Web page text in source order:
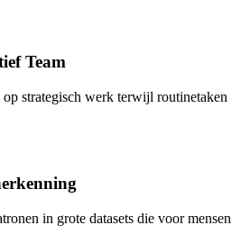
Team
strategisch werk terwijl routinetaken
in grote datasets die voor mensen